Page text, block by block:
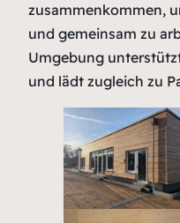
zusammenkommen,
und gemeinsam zu
Umgebung
und lädt zugleich zu